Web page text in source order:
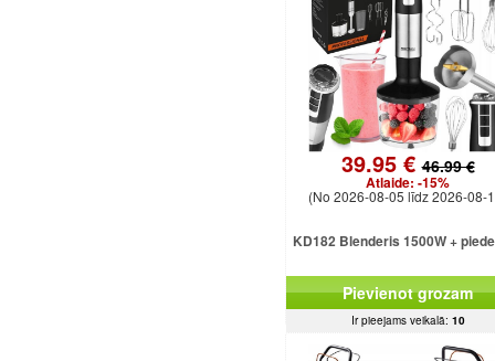
39.95 €46.99 €
Atlaide: -15%
(No 2026-08-05 līdz 2026-08-
KD182 Blenderis 1500W +
Pievienot grozam
Ir pieejams veikalā: 10